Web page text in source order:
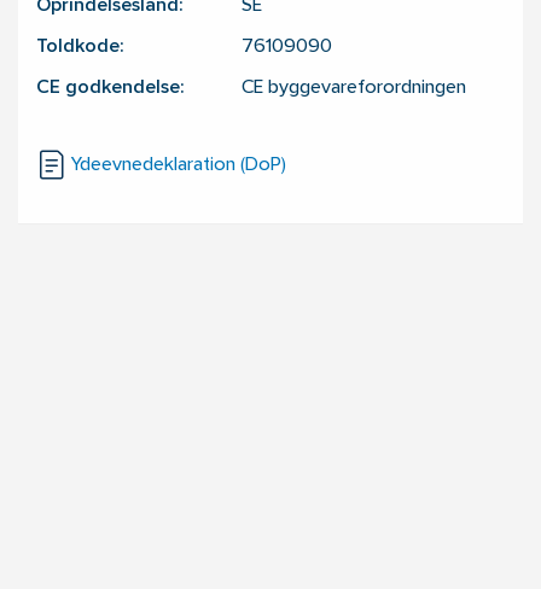
Oprindelsesland: SE
Toldkode: 76109090
CE godkendelse: CE byggevareforordningen
Ydeevnedeklaration (DoP)